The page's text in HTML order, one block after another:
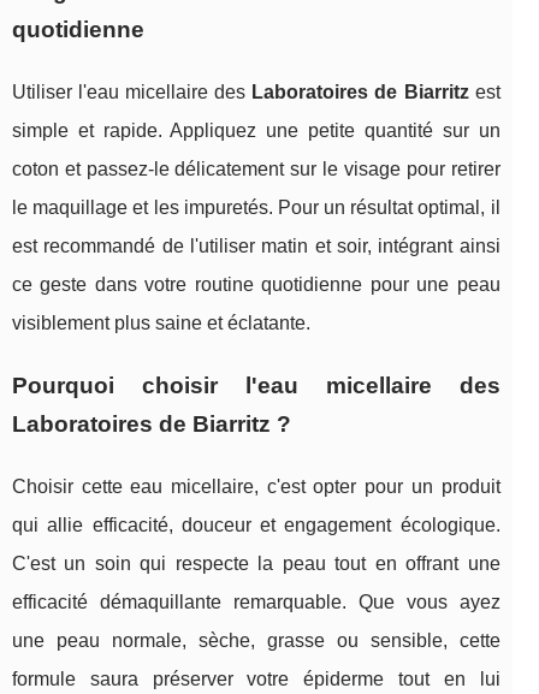
quotidienne
Utiliser l'eau micellaire des Laboratoires de Biarritzest
simple et rapide. Appliquez une petite quantité sur un
coton et passez-le délicatement sur le visage pour retirer
le maquillage et les impuretés. Pour un résultat optimal, il
est recommandé de l'utiliser matin et soir, intégrant ainsi
ce geste dans votre routine quotidienne pour une peau
visiblement plus saine et éclatante.
Pourquoi choisir l'eau micellaire des
Laboratoires de Biarritz ?
Choisir cette eau micellaire, c'est opter pour un produit
qui allie efficacité, douceur et engagement écologique.
C'est un soin qui respecte la peau tout en offrant une
efficacité démaquillante remarquable. Que vous ayez
une peau normale, sèche, grasse ou sensible, cette
formule saura préserver votre épiderme tout en lui